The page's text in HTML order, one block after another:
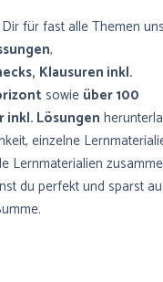
für fast alle Themen
,
Klausuren inkl.
sowie über 100
Lösungen
einzelne
Lernmaterialien
du perfekt und sparst